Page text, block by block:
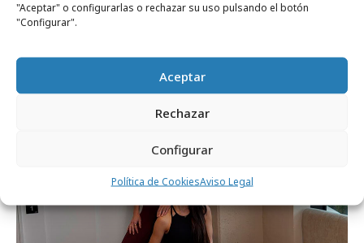
"Aceptar" o configurarlas o rechazar su uso pulsando el botón
"Configurar".
Aceptar
Rechazar
Configurar
Política de CookiesAviso Legal
miércoles, 13 de mayo 2026
Decathlon congela una e-bike en pleno
centro de Madrid